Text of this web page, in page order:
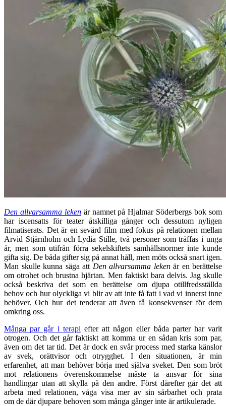
Den allvarsamma lekenär namnet på Hjalmar Söderbergs bok som
har iscensatts för teater åtskilliga gånger och dessutom nyligen
filmatiserats. Det är en sevärd film med fokus på relationen mellan
Arvid Stjärnholm och Lydia Stille, två personer som träffas i unga
år, men som utifrån förra sekelskiftets samhällsnormer inte kunde
gifta sig. De båda gifter sig på annat håll, men möts också snart igen.
Man skulle kunna säga att Den allvarsamma lekenär en berättelse
om otrohet och brustna hjärtan. Men faktiskt bara delvis. Jag skulle
också beskriva det som en berättelse om djupa otillfredsställda
behov och hur olyckliga vi blir av att inte få fatt i vad vi innerst inne
behöver. Och hur det tenderar att även få konsekvenser för dem
omkring oss.
Många par går i terapi efter att någon eller båda parter har varit
otrogen. Och det går faktiskt att komma ur en sådan kris som par,
även om det tar tid. Det är dock en svår process med starka känslor
av svek, orättvisor och otrygghet. I den situationen, är min
erfarenhet, att man behöver börja med själva sveket. Den som bröt
mot relationens överenskommelse måste ta ansvar för sina
handlingar utan att skylla på den andre. Först därefter går det att
arbeta med relationen, våga visa mer av sin sårbarhet och prata
om de där djupare behoven som många gånger inte är artikulerade.